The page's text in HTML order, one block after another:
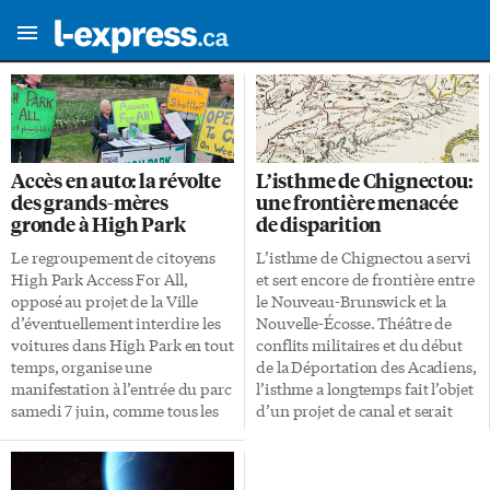
Accès en auto: la révolte
des grands-mères
gronde à High Park
Le regroupement de citoyens
High Park Access For All,
opposé au projet de la Ville
d’éventuellement interdire les
voitures dans High Park en tout
temps, organise une
manifestation à l’entrée du parc
samedi 7 juin, comme tous les
pendant l’été 2025. Le groupe a
récolté 26 000 signatures (en
L’isthme de Chignectou:
une frontière menacée
de disparition
L’isthme de Chignectou a servi
et sert encore de frontière entre
le Nouveau-Brunswick et la
Nouvelle-Écosse. Théâtre de
conflits militaires et du début
de la Déportation des Acadiens,
l’isthme a longtemps fait l’objet
d’un projet de canal et serait